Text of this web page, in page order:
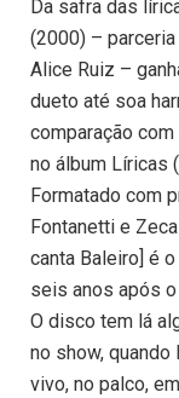
Da safra das
(2000) –
Alice Ruiz –
dueto até soa
comparação
no álbum Líricas
Formatado com
Fontanetti e
canta Baleiro] é
seis anos após
O disco tem lá
no show, quando
vivo, no palco,